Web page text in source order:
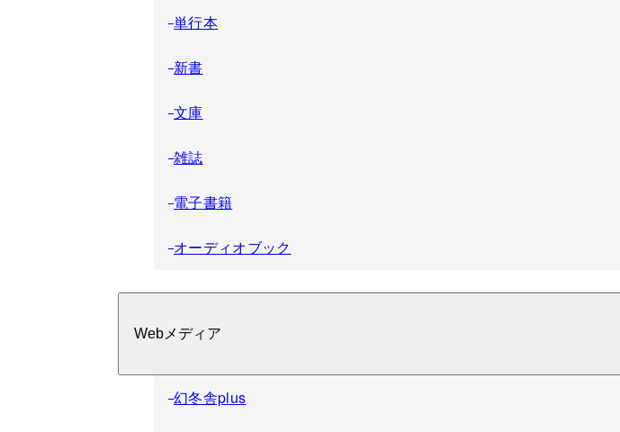
単行本
新書
文庫
雑誌
電子書籍
オーディオブック
Webメディア
幻冬舎plus